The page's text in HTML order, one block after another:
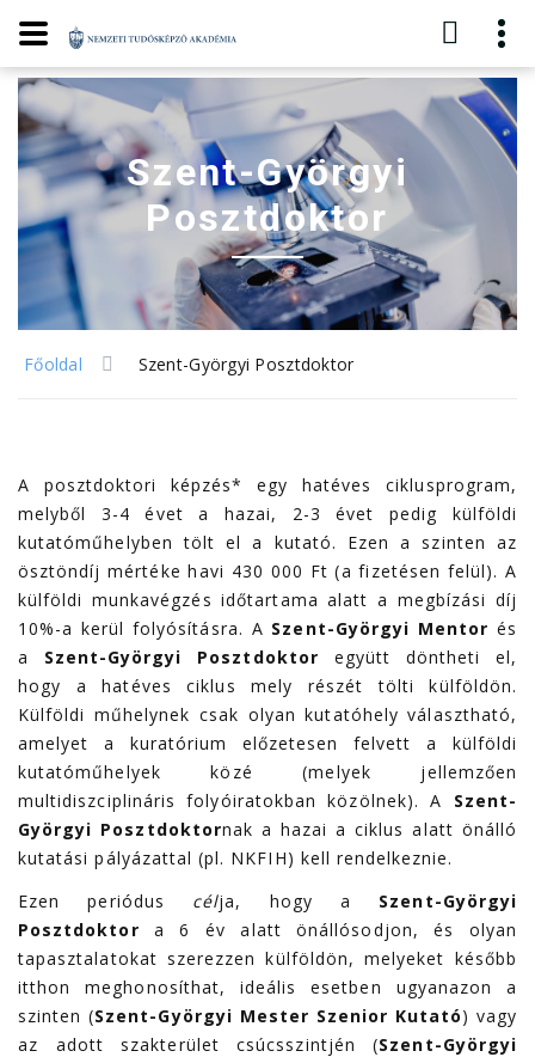
Szent-Györgyi
Posztdoktor
Főoldal Szent-Györgyi Posztdoktor
A posztdoktori képzés* egy hatéves ciklusprogram,
melyből 3-4 évet a hazai, 2-3 évet pedig külföldi
kutatóműhelyben tölt el a kutató. Ezen a szinten az
ösztöndíj mértéke havi 430 000 Ft (a fizetésen felül). A
külföldi munkavégzés időtartama alatt a megbízási díj
10%-a kerül folyósításra. A Szent-Györgyi Mentor és
a Szent-Györgyi Posztdoktor együtt döntheti el,
hogy a hatéves ciklus mely részét tölti külföldön.
Külföldi műhelynek csak olyan kutatóhely választható,
amelyet a kuratórium előzetesen felvett a külföldi
kutatóműhelyek közé (melyek jellemzően
multidiszciplináris folyóiratokban közölnek). A Szent-
Györgyi Posztdoktornak a hazai a ciklus alatt önálló
kutatási pályázattal (pl. NKFIH) kell rendelkeznie.
Ezen periódus célja, hogy a Szent-Györgyi
Posztdoktor a 6 év alatt önállósodjon, és olyan
tapasztalatokat szerezzen külföldön, melyeket később
itthon meghonosíthat, ideális esetben ugyanazon a
szinten (Szent-Györgyi Mester Szenior Kutató) vagy
az adott szakterület csúcsszintjén (Szent-Györgyi